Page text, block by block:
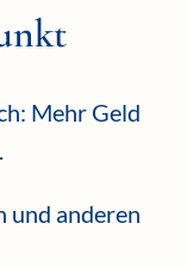
Mehr Geld
und anderen